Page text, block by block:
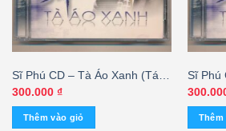
Sĩ Phú CD – Tà Áo Xanh (Tái
bản) KGHH7
300.000 ₫
Thêm vào giỏ
Sĩ Phú
Thêm